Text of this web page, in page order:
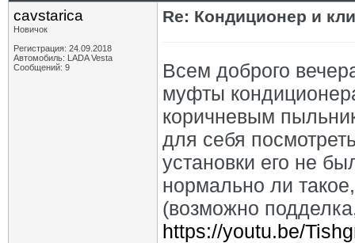
cavstarica
Новичок
Регистрация: 24.09.2018
Автомобиль: LADA Vesta
Сообщений: 9
Re: Кондиционер и
Всем доброго
муфты
коричневым
для себя
установки его не
нормально ли
(возможно
https://youtu.be/